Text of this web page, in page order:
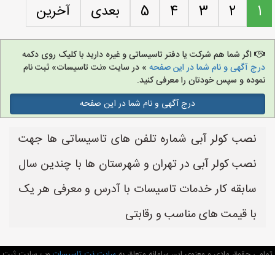
1
2
3
4
5 بعدی آخرین
اگر شما هم شرکت یا دفتر تاسیساتی و غیره دارید با کلیک روی دکمه
درج آگهی و نام شما در این صفحه » در سایت «نت تاسیسات» ثبت نام
نموده و سپس خودتان را معرفی کنید.
درج آگهی و نام شما در این صفحه
نصب کولر آبی شماره تلفن های تاسیساتی ها جهت
نصب کولر آبی در تهران و شهرستان ها با چندین سال
سابقه کار خدمات تاسیسات با آدرس و معرفی هر یک
با قیمت های مناسب و رقابتی